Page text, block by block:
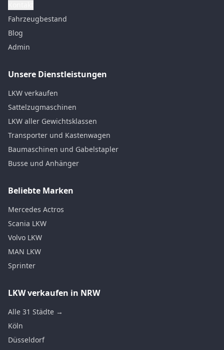
Fahrzeugbestand
Blog
Admin
Unsere Dienstleistungen
LKW verkaufen
Sattelzugmaschinen
LKW aller Gewichtsklassen
Transporter und Kastenwagen
Baumaschinen und Gabelstapler
Busse und Anhänger
Beliebte Marken
Mercedes Actros
Scania LKW
Volvo LKW
MAN LKW
Sprinter
LKW verkaufen in NRW
Alle 31 Städte →
Köln
Düsseldorf